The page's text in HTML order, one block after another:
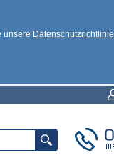
unsere Datenschutzrichtlinie